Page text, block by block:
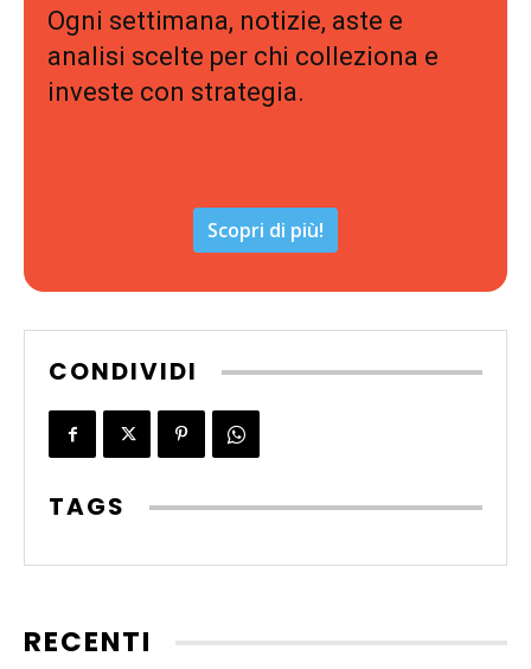
Ogni settimana, notizie, aste e
analisi scelte per chi colleziona e
investe con strategia.
Scopri di più!
CONDIVIDI
TAGS
RECENTI